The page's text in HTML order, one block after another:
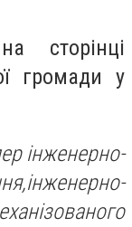
сторінці
громади у
інженерно-